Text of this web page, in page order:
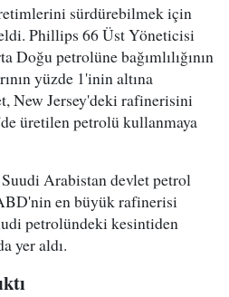
sürdürebilmek için
Phillips 66 Üst Yöneticisi
petrolüne bağımlılığının
yüzde 1'inin altına
New Jersey'deki rafinerisini
üretilen petrolü kullanmaya
Arabistan devlet petrol
en büyük rafinerisi
petrolündeki kesintiden
yer aldı.